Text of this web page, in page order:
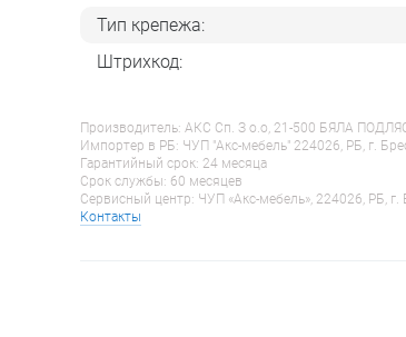
Тип крепежа:
Штрихкод:
Производитель: АКС Сп. З о.о, 21-500 БЯЛА
Импортер в РБ: ЧУП "Акс-мебель" 224026, РБ, г.
Гарантийный срок: 24 месяца
Срок службы: 60 месяцев
Сервисный центр: ЧУП «Акс-мебель», 224026, РБ,
Контакты